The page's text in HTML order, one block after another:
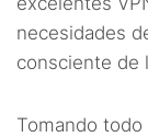
necesidades
consciente de
Tomando